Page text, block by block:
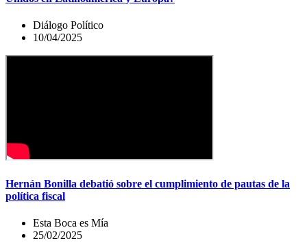
Diálogo Político
10/04/2025
Hernán Bonilla debatió sobre el cumplimiento de pautas de la
política fiscal
Esta Boca es Mía
25/02/2025